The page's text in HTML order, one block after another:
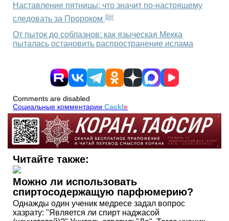
Наставление пятницы: что значит по-настоящему
следовать за Пророком ﷺ
От пыток до соблазнов: как языческая Мекка
пыталась остановить распространение ислама
Comments are disabled
Социальные комментарии Cackle
Читайте также:
Можно ли использовать
спиртосодержащую парфюмерию?
Однажды один ученик медресе задал вопрос
хазрату: "Является ли спирт наджасой